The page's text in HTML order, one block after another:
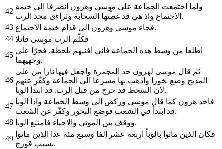
42
ولما اجتمعت الجماعة على موسى وهرون انصرفا الى خيمة
الاجتماع واذ هي قد غطّتها السحابة وتراءى مجد الرب.
43
فجاء موسى وهرون الى قدام خيمة الاجتماع.
44 فكلّم الرب موسى قائلا
45
اطلعا من وسط هذه الجماعة فاني افنيهم بلحظة. فخرّا على
وجهيهما.
46
ثم قال موسى لهرون خذ المجمرة واجعل فيها نارا من على
المذبح وضع بخورا واذهب بها مسرعا الى الجماعة وكفّر عنهم
لان السخط قد خرج من قبل الرب. قد ابتدأ الوبأ.
47
فاخذ هرون كما قال موسى وركض الى وسط الجماعة واذا الوبأ
قد ابتدأ في الشعب فوضع البخور وكفّر عن الشعب.
48
ووقف بين الموتى والاحياء فامتنع الوبأ.
49
فكان الذين ماتوا بالوبأ اربعة عشر الفا وسبع مئة عدا الذين ماتوا
بسبب قورح.